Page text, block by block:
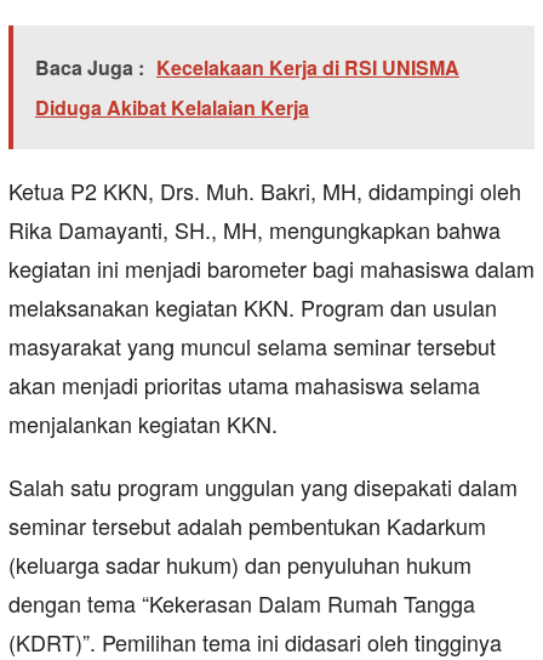
Baca Juga : Kecelakaan Kerja di RSI UNISMA
Diduga Akibat Kelalaian Kerja
Ketua P2 KKN, Drs. Muh. Bakri, MH, didampingi oleh
Rika Damayanti, SH., MH, mengungkapkan bahwa
kegiatan ini menjadi barometer bagi mahasiswa dalam
melaksanakan kegiatan KKN. Program dan usulan
masyarakat yang muncul selama seminar tersebut
akan menjadi prioritas utama mahasiswa selama
menjalankan kegiatan KKN.
Salah satu program unggulan yang disepakati dalam
seminar tersebut adalah pembentukan Kadarkum
(keluarga sadar hukum) dan penyuluhan hukum
dengan tema “Kekerasan Dalam Rumah Tangga
(KDRT)”. Pemilihan tema ini didasari oleh tingginya